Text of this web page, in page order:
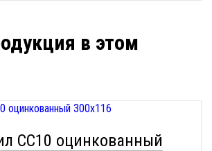
в этом
СС10 оцинкованный